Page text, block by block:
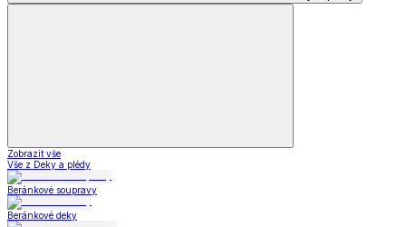
Zobrazit vše
Vše z Deky a plédy
Beránkové soupravy
Beránkové deky